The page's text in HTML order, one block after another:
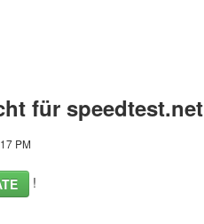
für speedtest.net
PM
!